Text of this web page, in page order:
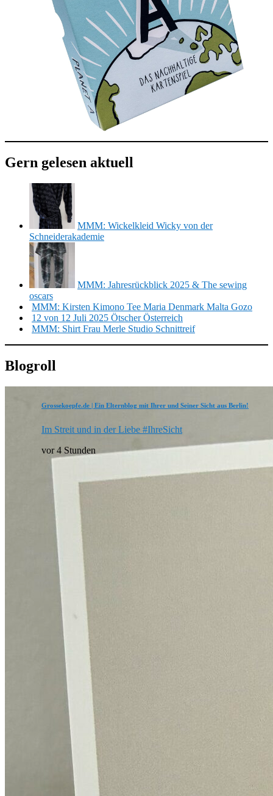
Gern gelesen aktuell
MMM: Wickelkleid Wicky von der
Schneiderakademie
MMM: Jahresrückblick 2025 & The sewing
oscars
MMM: Kirsten Kimono Tee Maria Denmark Malta Gozo
12 von 12 Juli 2025 Ötscher Österreich
MMM: Shirt Frau Merle Studio Schnittreif
Blogroll
Grossekoepfe.de | Ein Elternblog mit Ihrer und Seiner Sicht aus Berlin!
Im Streit und in der Liebe #IhreSicht
vor 4 Stunden